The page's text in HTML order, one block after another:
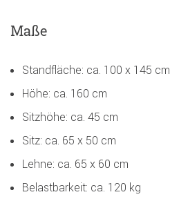
Maße
Standfläche: ca. 100 x 145 cm
Höhe: ca. 160 cm
Sitzhöhe: ca. 45 cm
Sitz: ca. 65 x 50 cm
Lehne: ca. 65 x 60 cm
Belastbarkeit: ca. 120 kg